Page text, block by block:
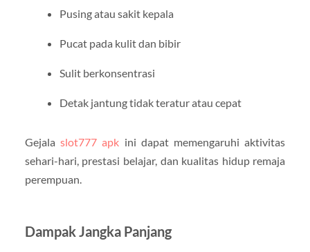
Pusing atau sakit kepala
Pucat pada kulit dan bibir
Sulit berkonsentrasi
Detak jantung tidak teratur atau cepat
Gejalaslot777 apk ini dapat memengaruhi aktivitas
sehari-hari, prestasi belajar, dan kualitas hidup remaja
perempuan.
Dampak Jangka Panjang